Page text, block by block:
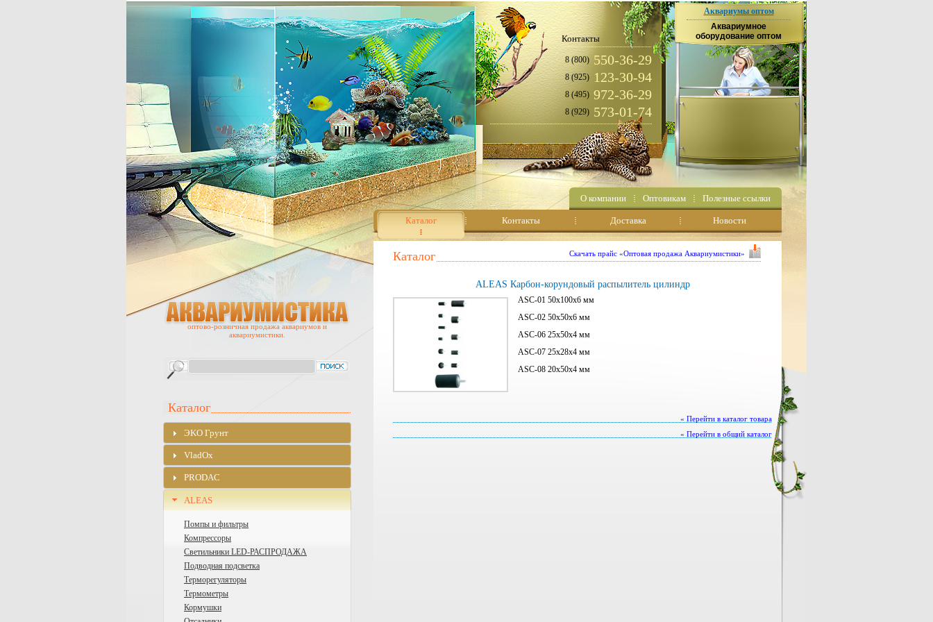
Контакты
8 (800) 550-36-29
8 (925) 123-30-94
8 (495) 972-36-29
8 (929) 573-01-74
Аквариумы оптом
Аквариумное
оборудование оптом
О компании Оптовикам Полезные ссылки
Каталог Контакты Доставка Новости
Каталог Скачать прайс «Оптовая продажа Аквариумистики»
ALEAS Карбон-корундовый распылитель цилиндр
ASC-01 50x100x6 мм
ASC-02 50x50x6 мм
ASC-06 25x50x4 мм
ASC-07 25x28x4 мм
ASC-08 20x50x4 мм
« Перейти в каталог товара
« Перейти в общий каталог
оптово-розничная продажа аквариумов и
аквариумистики.
Каталог
ЭKO Грунт
VladOx
PRODAC
ALEAS
Помпы и фильтры
Компрессоры
Cветильники LED-РАСПРОДАЖА
Подводная подсветка
Терморегуляторы
Термометры
Кормушки